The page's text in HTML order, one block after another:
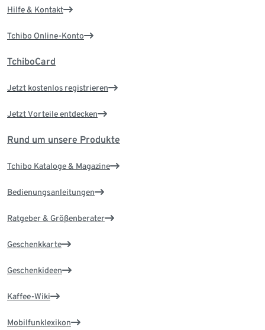
Hilfe & Kontakt
Tchibo Online-Konto
TchiboCard
Jetzt kostenlos registrieren
Jetzt Vorteile entdecken
Rund um unsere Produkte
Tchibo Kataloge & Magazine
Bedienungsanleitungen
Ratgeber & Größenberater
Geschenkkarte
Geschenkideen
Kaffee-Wiki
Mobilfunklexikon